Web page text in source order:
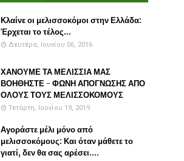
Κλαίνε οι μελισσοκόμοι στην Ελλάδα:
Έρχεται το τέλος...
Δευτέρα, Ιουνίου 06, 2016
ΧΑΝΟΥΜΕ ΤΑ ΜΕΛΙΣΣΙΑ ΜΑΣ
ΒΟΗΘΗΣΤΕ - ΦΩΝΗ ΑΠΟΓΝΩΣΗΣ ΑΠΟ
ΟΛΟΥΣ ΤΟΥΣ ΜΕΛΙΣΣΟΚΟΜΟΥΣ
Τετάρτη, Ιουνίου 19, 2019
Αγοράστε μέλι μόνο από
μελισσοκόμους: Και όταν μάθετε το
γιατί, δεν θα σας αρέσει....